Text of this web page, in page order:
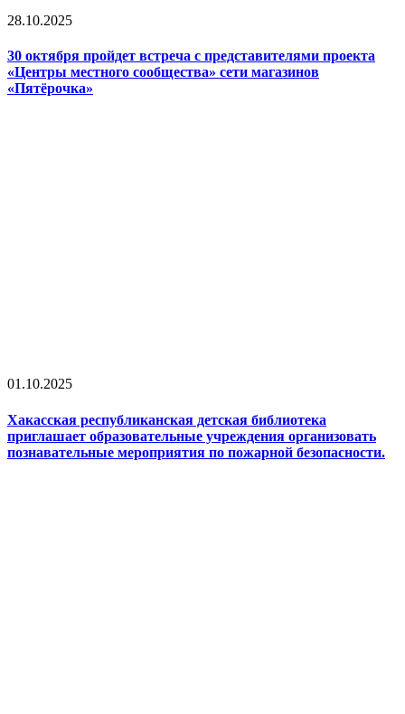
28.10.2025
30 октября пройдет встреча с представителями проекта
«Центры местного сообщества» сети магазинов
«Пятёрочка»
01.10.2025
Хакасская республиканская детская библиотека
приглашает образовательные учреждения организовать
познавательные мероприятия по пожарной безопасности.